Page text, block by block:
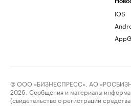
iOS
© ООО «БИЗНЕСПРЕСС», АО
2026. Сообщения и материалы
(свидетельство о регистрации